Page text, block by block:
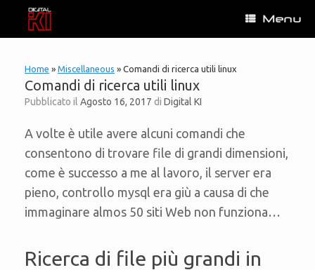
contenuto
Menu
Home » Miscellaneous » Comandi di ricerca utili linux
Comandi di ricerca utili linux
Pubblicato il Agosto 16, 2017 di Digital KI
A volte è utile avere alcuni comandi che
consentono di trovare file di grandi dimensioni,
come è successo a me al lavoro, il server era
pieno, controllo mysql era giù a causa di che
immaginare almos 50 siti Web non funziona…
Ricerca di file più grandi in